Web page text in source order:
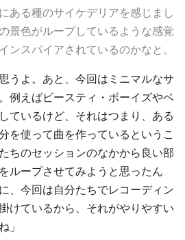
ある種のサイケデリアを感じまし
景色がループしているような感覚
ンスパイアされているのかなと。
うよ。あと、今回はミニマルなサ
例えばビースティ・ボーイズやベ
ているけど、それはつまり、ある
を使って曲を作っているというこ
ちのセッションのなかから良い部
ループさせてみようと思ったん
、今回は自分たちでレコーディン
けているから、それがやりやすい
」